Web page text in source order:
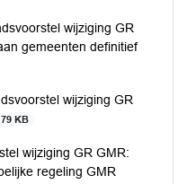
wijziging GR
gemeenten definitief
wijziging GR
79 KB
wijziging GR GMR:
regeling GMR